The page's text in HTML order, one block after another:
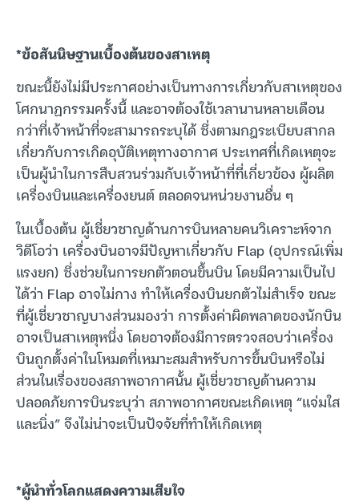
*ข้อสันนิษฐานเบื้องต้นของสาเหตุ
ขณะนี้ยังไม่มีประกาศอย่างเป็นทางการเกี่ยวกับสาเหตุของ
โศกนาฏกรรมครั้งนี้ และอาจต้องใช้เวลานานหลายเดือน
กว่าที่เจ้าหน้าที่จะสามารถระบุได้ ซึ่งตามกฎระเบียบสากล
เกี่ยวกับการเกิดอุบัติเหตุทางอากาศ ประเทศที่เกิดเหตุจะ
เป็นผู้นำในการสืบสวนร่วมกับเจ้าหน้าที่ที่เกี่ยวข้อง ผู้ผลิต
เครื่องบินและเครื่องยนต์ ตลอดจนหน่วยงานอื่น ๆ
ในเบื้องต้น ผู้เชี่ยวชาญด้านการบินหลายคนวิเคราะห์จาก
วิดีโอว่า เครื่องบินอาจมีปัญหาเกี่ยวกับ Flap (อุปกรณ์เพิ่ม
แรงยก) ซึ่งช่วยในการยกตัวตอนขึ้นบิน โดยมีความเป็นไป
ได้ว่า Flap อาจไม่กาง ทำให้เครื่องบินยกตัวไม่สำเร็จ ขณะ
ที่ผู้เชี่ยวชาญบางส่วนมองว่า การตั้งค่าผิดพลาดของนักบิน
อาจเป็นสาเหตุหนึ่ง โดยอาจต้องมีการตรวจสอบว่าเครื่อง
บินถูกตั้งค่าในโหมดที่เหมาะสมสำหรับการขึ้นบินหรือไม่
ส่วนในเรื่องของสภาพอากาศนั้น ผู้เชี่ยวชาญด้านความ
ปลอดภัยการบินระบุว่า สภาพอากาศขณะเกิดเหตุ “แจ่มใส
และนิ่ง” จึงไม่น่าจะเป็นปัจจัยที่ทำให้เกิดเหตุ
*ผู้นำทั่วโลกแสดงความเสียใจ